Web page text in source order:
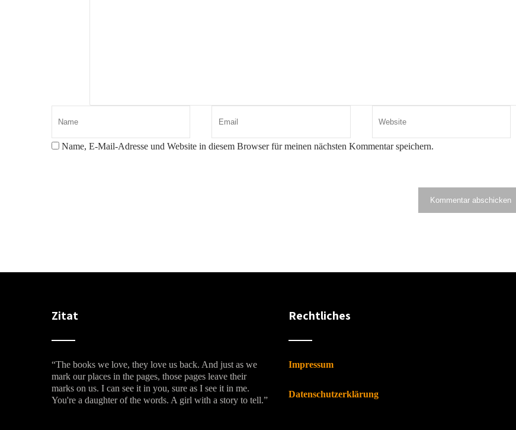
Name, E-Mail-Adresse und Website in diesem Browser für meinen nächsten Kommentar speichern.
Zitat
“The books we love, they love us back. And just as we
mark our places in the pages, those pages leave their
marks on us. I can see it in you, sure as I see it in me.
You're a daughter of the words. A girl with a story to tell.”
Rechtliches
Impressum
Datenschutzerklärung